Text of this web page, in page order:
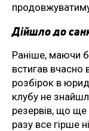
Дійшло до
Раніше, маючи
встигав вчасно
розбірок в
клубу не
резервів, що
разу все гірше